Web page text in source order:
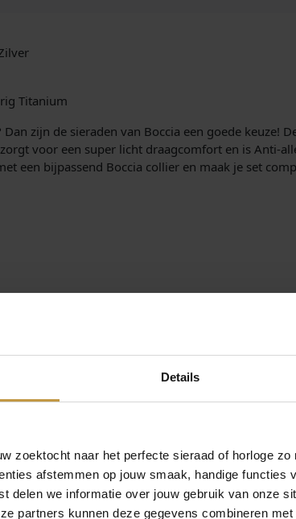
Details
zoektocht naar het perfecte sieraad of horloge
afstemmen op jouw smaak, handige functies
delen we informatie over jouw gebruik van onze
partners kunnen deze gegevens combineren
Titanium
zijn de sieraden van Boccia een goede keuze!
voor een super licht draagcomfort en is Anti-
een bijpassend Boccia collier en maak je set
Sieraden
in Nederland !